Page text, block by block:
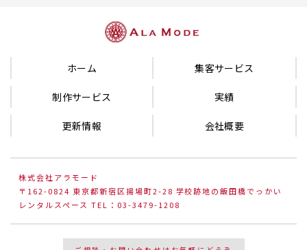
ホーム 集客サービス
制作サービス 実績
更新情報 会社概要
株式会社アラモード
〒162-0824 東京都新宿区揚場町2-28 学校跡地の飯田橋でっかい
レンタルスペース TEL：03-3479-1208